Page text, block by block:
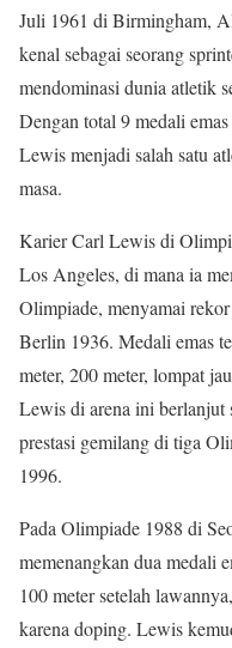
Juli 1961 di Birmingham,
kenal sebagai seorang
mendominasi dunia atletik
Dengan total 9 medali
Lewis menjadi salah satu
masa.
Karier Carl Lewis di
Los Angeles, di mana ia
Olimpiade, menyamai
Berlin 1936. Medali emas
meter, 200 meter, lompat
Lewis di arena ini berlanjut
prestasi gemilang di tiga
1996.
Pada Olimpiade 1988 di
memenangkan dua medali
100 meter setelah
karena doping. Lewis